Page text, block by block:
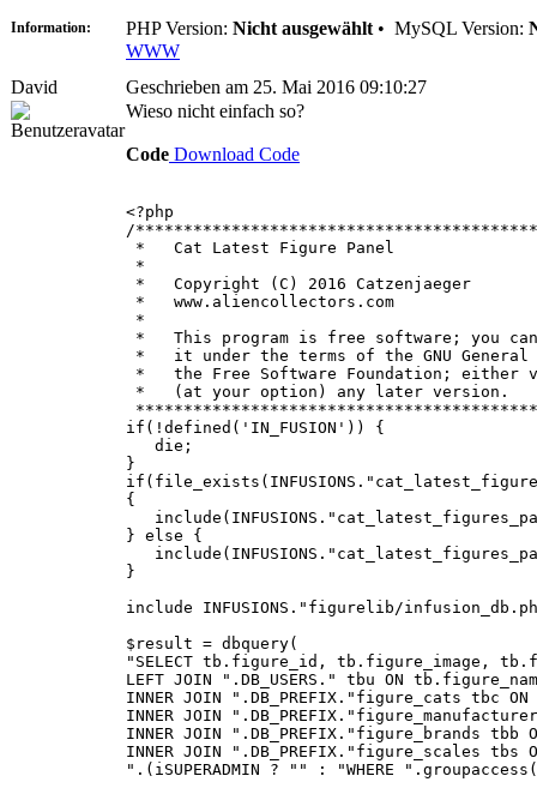
Information: PHP Version: Nicht ausgewählt • MySQL Version:
WWW
David
Geschrieben am 25. Mai 2016 09:10:27
Wieso nicht einfach so?
Code Download Code
<?php
/
* Cat Latest
*
* Copyright (C)
*
*
* This program is free software; you
* it under the terms of the GNU
* the Free Software Foundation;
* (at your option)
if(!defined('IN_FUSION')) {
die;
}
{
} else {
}
include INFUSIONS."figurelib/
$result = dbquery(
"SELECT tb.figure_id, tb.figure_image,
LEFT JOIN ".DB_USERS." tbu ON
INNER JOIN ".DB_PREFIX."figure_cats tbc
INNER JOIN
INNER JOIN ".DB_PREFIX."figure_brands
INNER JOIN ".DB_PREFIX."figure_scales
".(iSUPERADMIN ? "" : "WHERE